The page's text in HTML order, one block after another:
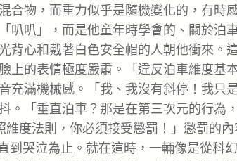
合物，而重力似乎是隨機變化的，有時
叭叭」，而是他童年時學會的、關於泊
背心和戴著白色安全帽的人朝他衝來。
上的表情極度嚴肅。「違反泊車維度基
滿機械感。「我、我沒有斜停！我只
。「垂直泊車？那是在第三次元的行為
度法則，你必須接受懲罰！」懲罰的
到哭泣為止。就在這時，一輛像是從科